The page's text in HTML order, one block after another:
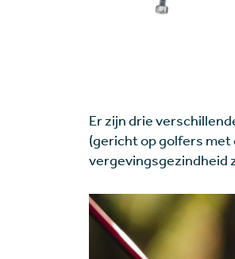
Er zijn drie
(gericht op golfers met
vergevingsgezindheid